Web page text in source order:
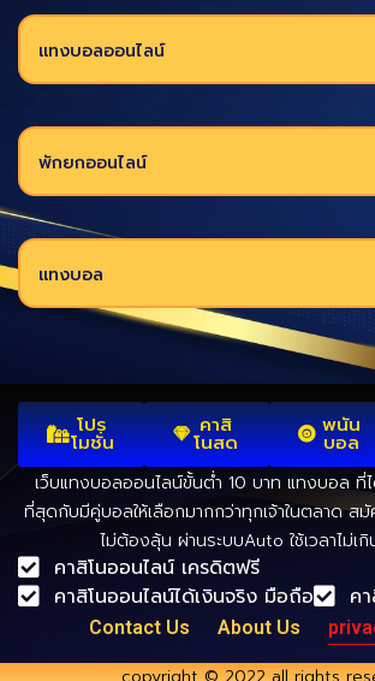
แทงบอลออนไลน์
พักยกออนไลน์
แทงบอล
โปร
โมชั่น
คาสิ
โนสด
พนัน
บอล
เว็บแทงบอลออนไลน์ขั้นต่ำ 10 บาท แทงบอล ที่
ที่สุดกับมีคู่บอลให้เลือกมากกว่าทุกเจ้าในตลาด ส
ไม่ต้องลุ้น ผ่านระบบAuto ใช้เวลาไม่เ
คาสิโนออนไลน์ เครดิตฟรี
คาสิโนออนไลน์ได้เงินจริง มือถือ
ค
Contact Us About Us